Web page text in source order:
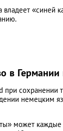
владеет
в
при сохранении
немецким
может